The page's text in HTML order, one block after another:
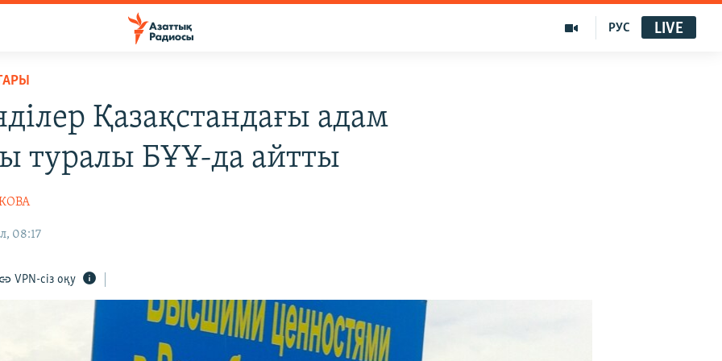
РУС LIVE
Қазақстандағы адам
туралы БҰҰ-да айтты
08:17
VPN-сіз оқу